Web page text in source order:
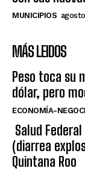
MUNICIPIOS
MÁS LEIDOS
Peso toca su
dólar, pero
ECONOMÍA-
Salud
(diarrea
Quintana Roo